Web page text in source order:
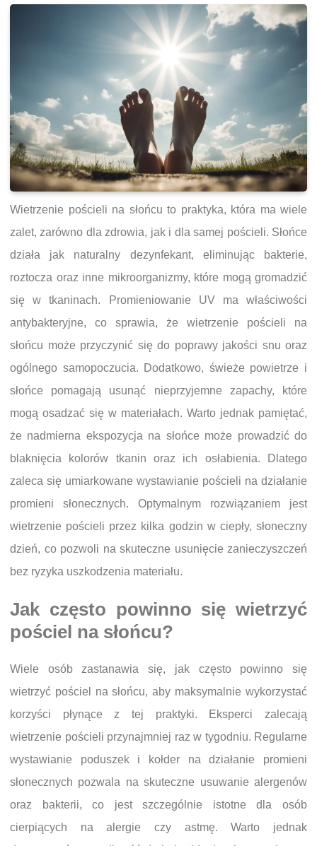
Wietrzenie pościeli na słońcu to praktyka, która ma wiele
zalet, zarówno dla zdrowia, jak i dla samej pościeli. Słońce
działa jak naturalny dezynfekant, eliminując bakterie,
roztocza oraz inne mikroorganizmy, które mogą gromadzić
się w tkaninach. Promieniowanie UV ma właściwości
antybakteryjne, co sprawia, że wietrzenie pościeli na
słońcu może przyczynić się do poprawy jakości snu oraz
ogólnego samopoczucia. Dodatkowo, świeże powietrze i
słońce pomagają usunąć nieprzyjemne zapachy, które
mogą osadzać się w materiałach. Warto jednak pamiętać,
że nadmierna ekspozycja na słońce może prowadzić do
blaknięcia kolorów tkanin oraz ich osłabienia. Dlatego
zaleca się umiarkowane wystawianie pościeli na działanie
promieni słonecznych. Optymalnym rozwiązaniem jest
wietrzenie pościeli przez kilka godzin w ciepły, słoneczny
dzień, co pozwoli na skuteczne usunięcie zanieczyszczeń
bez ryzyka uszkodzenia materiału.
Jak często powinno się wietrzyć
pościel na słońcu?
Wiele osób zastanawia się, jak często powinno się
wietrzyć pościel na słońcu, aby maksymalnie wykorzystać
korzyści płynące z tej praktyki. Eksperci zalecają
wietrzenie pościeli przynajmniej raz w tygodniu. Regularne
wystawianie poduszek i kołder na działanie promieni
słonecznych pozwala na skuteczne usuwanie alergenów
oraz bakterii, co jest szczególnie istotne dla osób
cierpiących na alergie czy astmę. Warto jednak